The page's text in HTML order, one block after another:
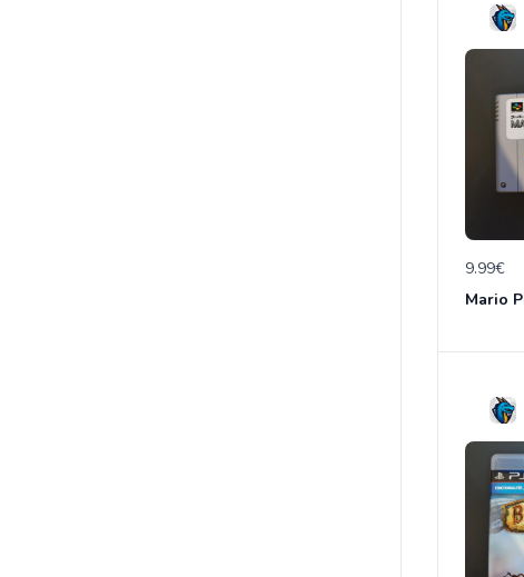
9.99€